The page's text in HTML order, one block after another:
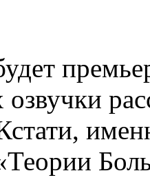
озвучки